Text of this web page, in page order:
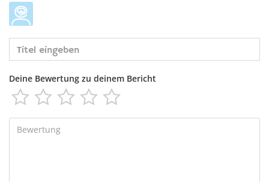
Deine Bewertung zu deinem Bericht
    